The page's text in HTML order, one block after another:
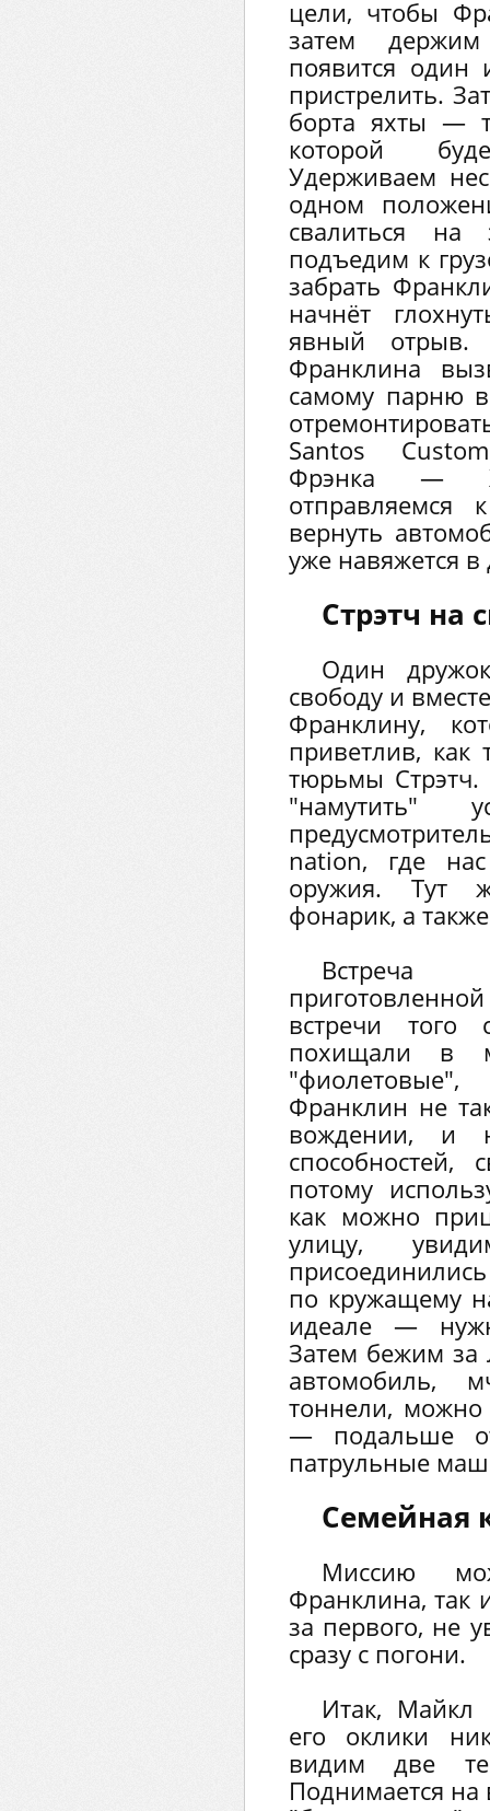
цели, чтобы
затем
появится один
пристрелить.
борта яхты —
которой
Удерживаем
одном
свалиться на
подъедим к
забрать
начнёт
явный отрыв.
Франклина
самому парню
Santos
Фрэнка —
вернуть
уже навяжется в
Стрэтч на
Один
свободу и
Франклину,
приветлив,
тюрьмы Стрэтч.
"намутить"
nation, где
оружия. Тут
фонарик, а
Встреча
встречи того
похищали в
Франклин не
вождении, и
потому
как можно
улицу,
по кружащему
идеале —
Затем бежим за
автомобиль,
тоннели,
— подальше
патрульные
Семейная
Миссию
Франклина, так
за первого, не
сразу с погони.
Итак, Майкл
его оклики
видим две
Поднимается на